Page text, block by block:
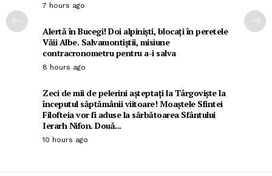
7 hours ago
Alertă în Bucegi! Doi alpiniști, blocați în peretele
Văii Albe. Salvamontiștii, misiune
contracronometru pentru a-i salva
8 hours ago
Zeci de mii de pelerini așteptați la Târgoviște la
începutul săptămânii viitoare! Moaștele Sfintei
Filofteia vor fi aduse la sărbătoarea Sfântului
Ierarh Nifon. Două...
10 hours ago